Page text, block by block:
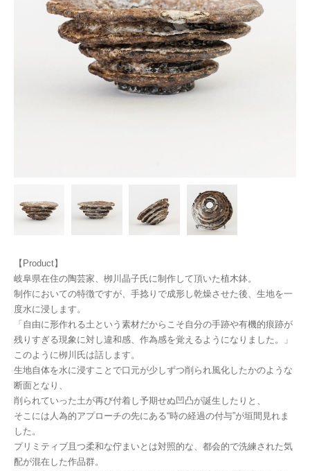
【Product】
岐阜県在住の陶芸家、栁川晶子氏に制作して頂いた植木鉢。
制作においての特徴ですが、手捻りで成形し乾燥させた後、生地を一
度水に浸します。
「自由に形作れる土という素材だからこそ自分の手跡や有機的痕跡が
残りすぎる現象に対し違和感、作為感を覚えるようになりました。」
このように栁川氏は話します。
生地自体を水に浸すことで口元が少しずつ削られ風化したかのような
断面となり、
削られていった土が再び付着し予期せぬ凹凸が誕生したりと、
そこには人為的アプローチの先にある“時の経過の付与”が垣間見れま
した。
プリミティブ且つ柔和な佇まいとは対照的な、都会的で洗練された気
配が混在した作品群。